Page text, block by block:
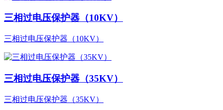
三相过电压保护器（10KV）
三相过电压保护器（10KV）
三相过电压保护器（35KV）
三相过电压保护器（35KV）